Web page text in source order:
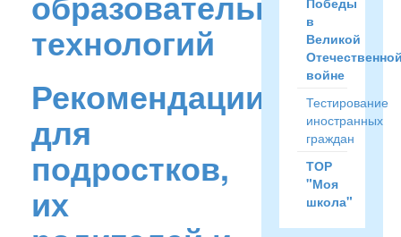
технологий
Рекомендации
для
подростков,
их
в
Великой
войне
Тестирование
иностранных
граждан
ТОР
"Моя
школа"